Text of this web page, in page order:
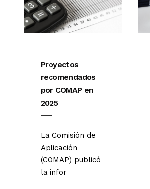
Proyectos
recomendados
por COMAP en
2025
La Comisión de
Aplicación
(COMAP) publicó
la infor